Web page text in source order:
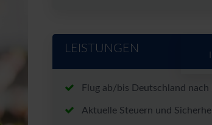
LEISTUNGEN
Flug ab/bis Deutschland nach
Aktuelle Steuern und